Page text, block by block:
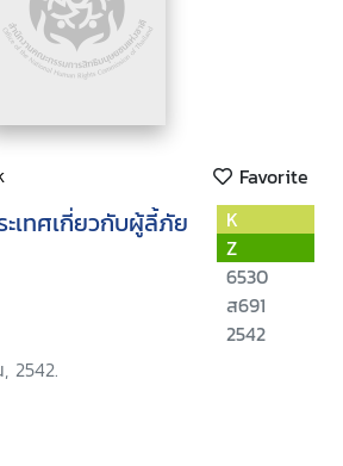
Favorite
ะเทศเกี่ยวกับผู้ลี้ภัย
2542.
K
Z
6530
ส691
2542